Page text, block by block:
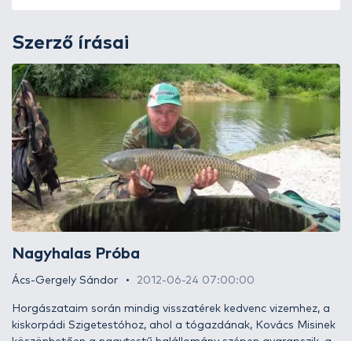
Szerző írásai
Nagyhalas Próba
Ács-Gergely Sándor 2012-06-24 07:00:00
Horgászataim során mindig visszatérek kedvenc vizemhez, a
kiskorpádi Szigetestóhoz, ahol a tógazdának, Kovács Misinek